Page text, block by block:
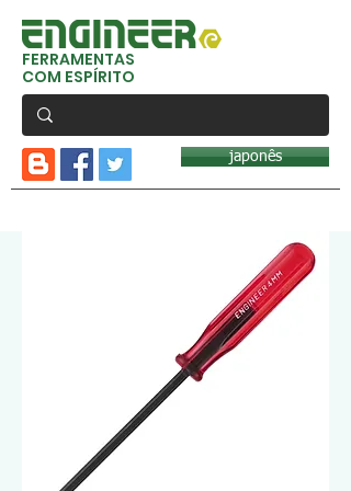
FERRAMENTAS
COM ESPÍRITO
japonês